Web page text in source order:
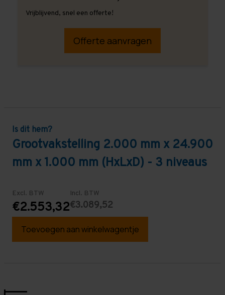
Vrijblijvend, snel een offerte!
Offerte aanvragen
Is dit hem?
Grootvakstelling 2.000 mm x 24.900
mm x 1.000 mm (HxLxD) - 3 niveaus
Excl. BTW
€2.553,32
Incl. BTW
€3.089,52
Toevoegen aan winkelwagentje